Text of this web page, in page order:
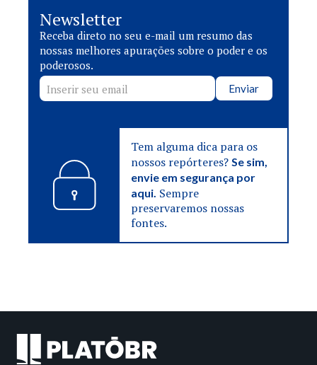
Newsletter
Receba direto no seu e-mail um resumo das
nossas melhores apurações sobre o poder e os
poderosos.
Enviar
Tem alguma dica para os
nossos repórteres?Se sim,
envie em segurança por
aqui. Sempre
preservaremos nossas
fontes.